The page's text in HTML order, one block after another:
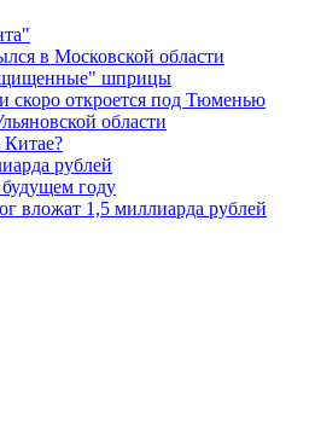
в Московской области
шприцы
скоро откроется под Тюменью
области
Китае?
рублей
году
вложат 1,5 миллиарда рублей